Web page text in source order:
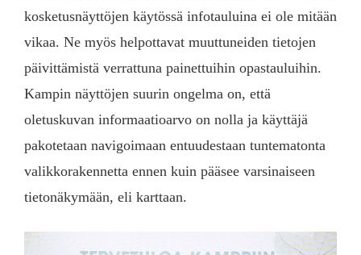
kosketusnäyttöjen käytössä infotauluina ei ole mitään
vikaa. Ne myös helpottavat muuttuneiden tietojen
päivittämistä verrattuna painettuihin opastauluihin.
Kampin näyttöjen suurin ongelma on, että
oletuskuvan informaatioarvo on nolla ja käyttäjä
pakotetaan navigoimaan entuudestaan tuntematonta
valikkorakennetta ennen kuin pääsee varsinaiseen
tietonäkymään, eli karttaan.